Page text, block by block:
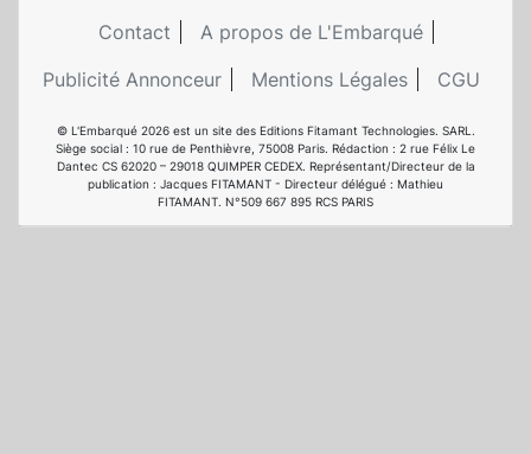
Contact
A propos de L'Embarqué
Publicité Annonceur
Mentions Légales CGU
© L'Embarqué 2026 est un site des Editions Fitamant Technologies. SARL.
Siège social : 10 rue de Penthièvre, 75008 Paris. Rédaction : 2 rue Félix Le
Dantec CS 62020 – 29018 QUIMPER CEDEX. Représentant/Directeur de la
publication : Jacques FITAMANT - Directeur délégué : Mathieu
FITAMANT. N°509 667 895 RCS PARIS